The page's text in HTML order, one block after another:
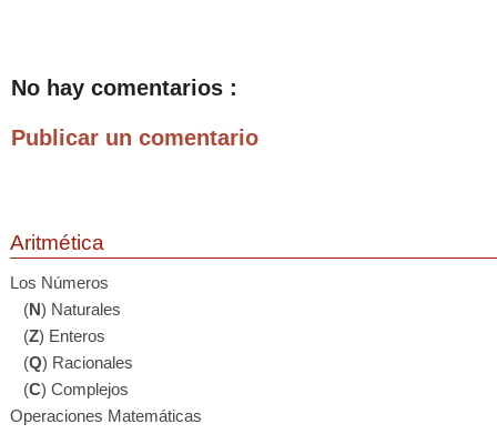
No hay comentarios :
Publicar un comentario
Aritmética
Los Números
(N) Naturales
(Z) Enteros
(Q) Racionales
(C) Complejos
Operaciones Matemáticas